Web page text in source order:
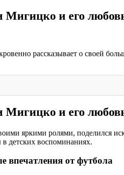
Мигицко и его
рассказывает о своей
Мигицко и его
яркими ролями, поделился
детских воспоминаниях.
впечатления от футбола